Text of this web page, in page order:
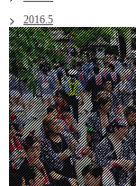
2016.5